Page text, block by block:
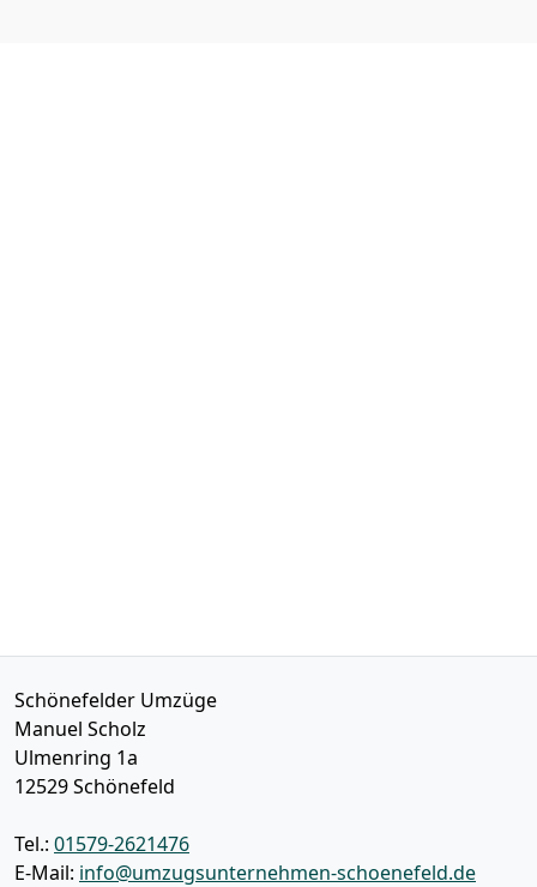
Schönefelder Umzüge
Manuel Scholz
Ulmenring 1a
12529Schönefeld
Tel.: 01579-2621476
E-Mail: info@umzugsunternehmen-schoenefeld.de